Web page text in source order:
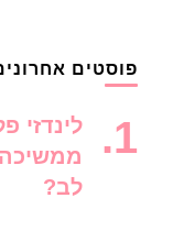
פוסטים
לב?